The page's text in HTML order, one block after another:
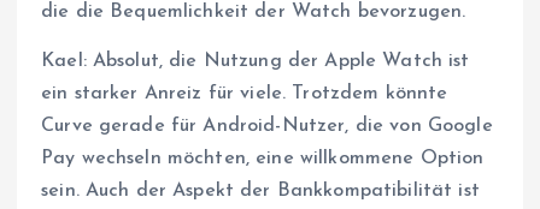
die die Bequemlichkeit der Watch bevorzugen.
Kael: Absolut, die Nutzung der Apple Watch ist
ein starker Anreiz für viele. Trotzdem könnte
Curve gerade für Android-Nutzer, die von Google
Pay wechseln möchten, eine willkommene Option
sein. Auch der Aspekt der Bankkompatibilität ist